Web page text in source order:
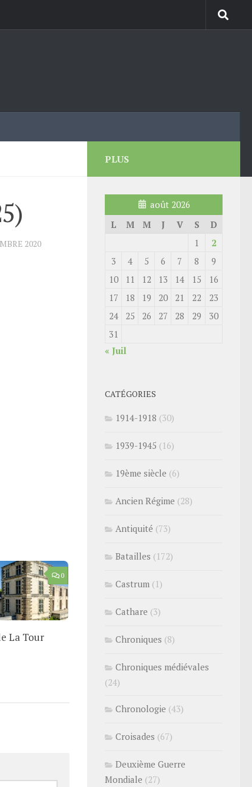
2020
0
La Tour
PLUS
août 2026
L
M M J V S
D
1
2
3
4 5 6 7 8
9
10
11 12 13 14 15
16
17
18 19 20 21 22
23
24
25 26 27 28 29
30
31
« Juil
CATÉGORIES
1914-1918 (30)
1939-1945 (16)
19ème siècle (6)
Ancien Régime (28)
Antiquité (73)
Batailles (172)
Castrum (1)
Cathare (3)
Chroniques (8)
Chroniques médiévales
(24)
Chronologie (43)
Croisades (67)
Deuxième Guerre
Mondiale (27)